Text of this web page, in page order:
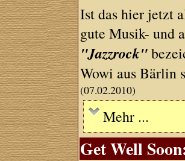
Ist das hier jetzt
gute Musik- und
"Jazzrock"
Wowi aus Bärlin
(07.02.2010)
Mehr ...
Get Well